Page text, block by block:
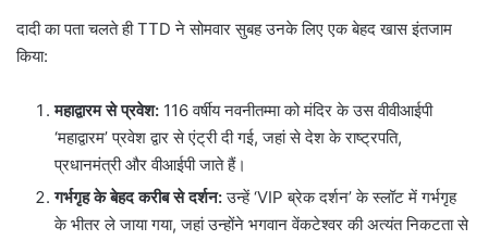
दादी का पता चलते ही TTD ने सोमवार सुबह उनके लिए एक बेहद खास इंतजाम
किया:
महाद्वारम से प्रवेश: 116 वर्षीय नवनीतम्मा को मंदिर के उस वीवीआईपी
‘महाद्वारम’ प्रवेश द्वार से एंट्री दी गई, जहां से देश के राष्ट्रपति,
प्रधानमंत्री और वीआईपी जाते हैं।
गर्भगृह के बेहद करीब से दर्शन:उन्हें ‘VIP ब्रेक दर्शन’ के स्लॉट में गर्भगृह
के भीतर ले जाया गया, जहां उन्होंने भगवान वेंकटेश्वर की अत्यंत निकटता से